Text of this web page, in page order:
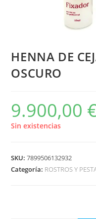
HENNA DE
OSCURO
9.900,00
Sin existencias
SKU:7899506132932
Categoría: ROSTROS Y